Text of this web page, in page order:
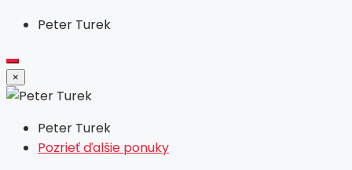
Peter Turek
×
Peter Turek
Pozrieť ďalšie ponuky